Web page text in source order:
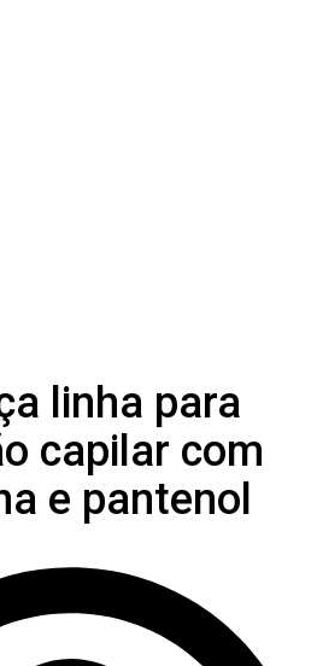
linha para
capilar com
e pantenol